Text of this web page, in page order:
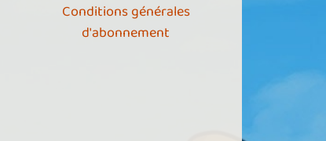
Conditions générales
d'abonnement